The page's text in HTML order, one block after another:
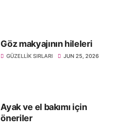
Göz makyajının hileleri
GÜZELLIK SIRLARI JUN 25, 2026
Ayak ve el bakımı için
öneriler